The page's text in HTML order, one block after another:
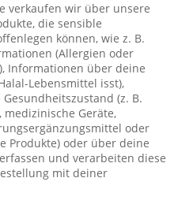
verkaufen wir über unsere
die sensible
können, wie z. B.
(Allergien oder
Informationen über deine
Lebensmittel isst),
(z. B.
Geräte,
oder
Produkte) oder über deine
und verarbeiten diese
mit deiner